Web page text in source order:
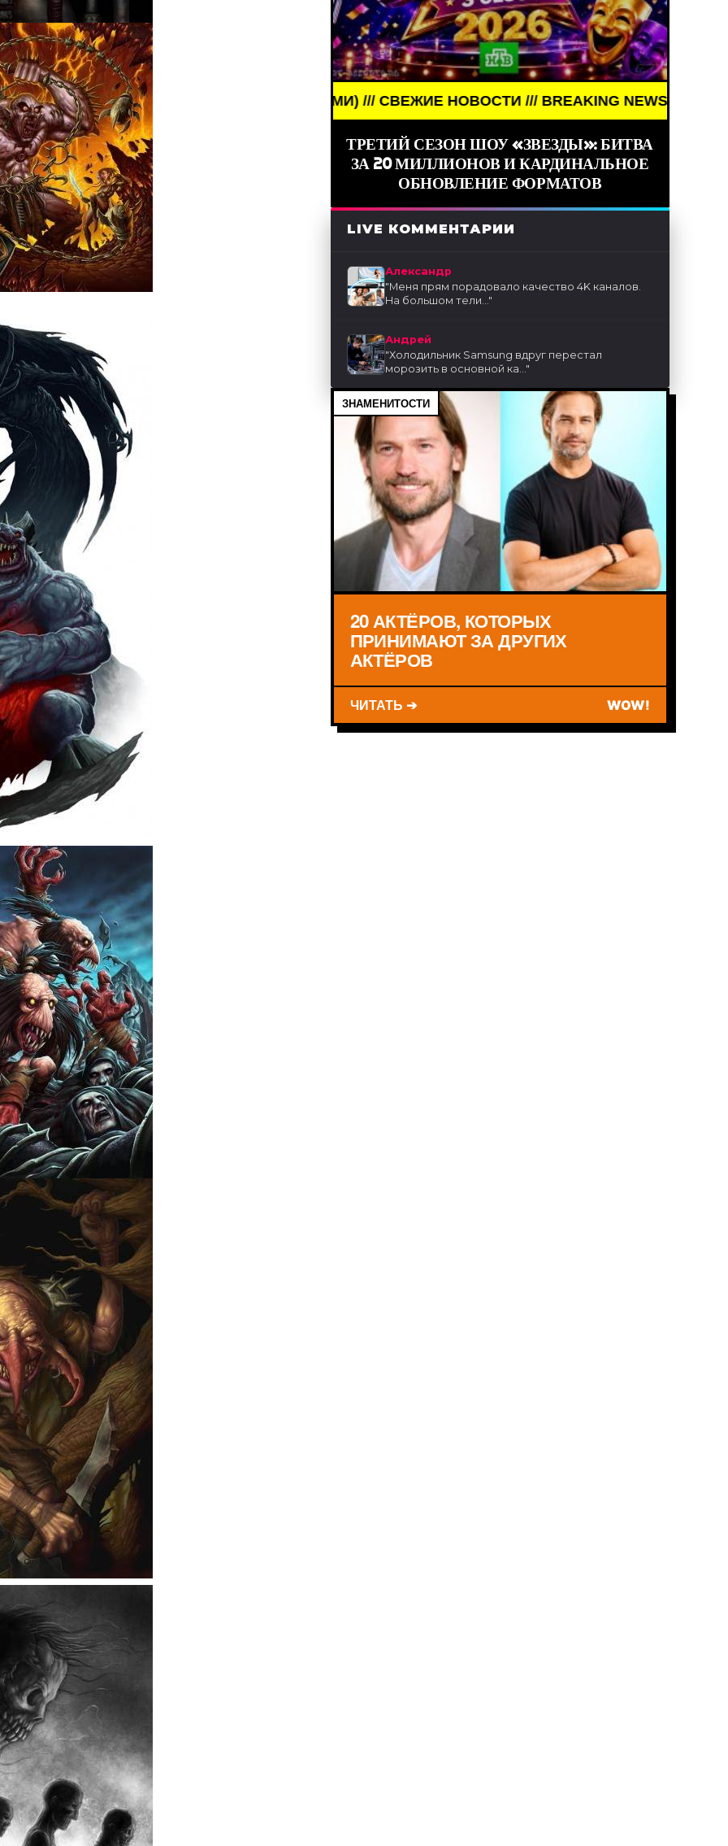
NEWS /// НОВОСТИ (СМИ) /// СВЕЖИЕ НОВОСТИ /// BREAKING NEWS /// НОВОСТИ (СМИ) ///
ТРЕТИЙ СЕЗОН ШОУ «ЗВЕЗДЫ»: БИТВА
ЗА 20 МИЛЛИОНОВ И КАРДИНАЛЬНОЕ
ОБНОВЛЕНИЕ ФОРМАТОВ
LIVE КОММЕНТАРИИ
Александр
"Меня прям порадовало качество 4K каналов.
На большом тели..."
Андрей
"Холодильник Samsung вдруг перестал
морозить в основной ка..."
ЗНАМЕНИТОСТИ
20 АКТЁРОВ, КОТОРЫХ
ПРИНИМАЮТ ЗА ДРУГИХ
АКТЁРОВ
ЧИТАТЬ ➔ WOW!